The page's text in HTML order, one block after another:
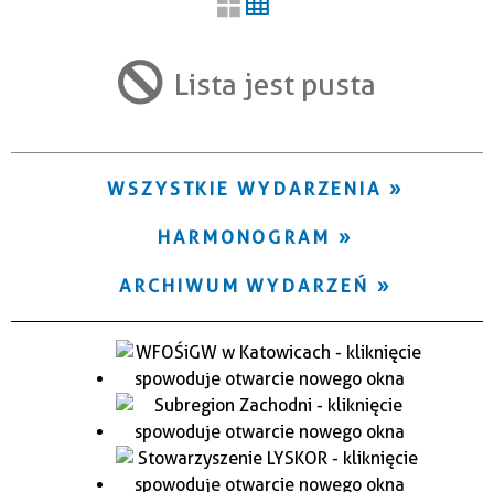
Trwające w zakresie Lista jest pusta
WSZYSTKIE WYDARZENIA
HARMONOGRAM
ARCHIWUM WYDARZEŃ